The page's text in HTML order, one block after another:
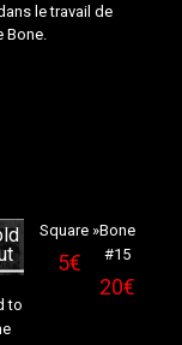
le travail de
Bone.
Square »
5€
to
Bone
#15
20€